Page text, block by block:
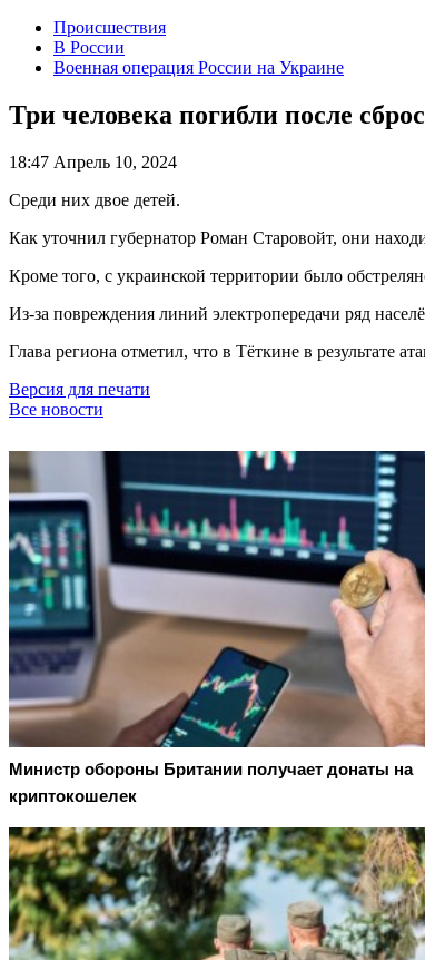
Происшествия
В России
Военная операция России на Украине
Три человека погибли после
18:47 Апрель 10, 2024
Среди них двое детей.
Как уточнил губернатор Роман Старовойт, они
Кроме того, с украинской территории было
Из-за повреждения линий электропередачи ряд
Глава региона отметил, что в Тёткине в результате
Версия для печати
Все новости
Министр обороны Британии получает донаты на
криптокошелек